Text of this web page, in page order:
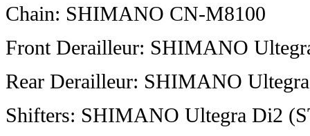
Chain: SHIMANO CN-M8100
Front Derailleur: SHIMANO
Rear Derailleur: SHIMANO
Shifters: SHIMANO Ultegra Di2